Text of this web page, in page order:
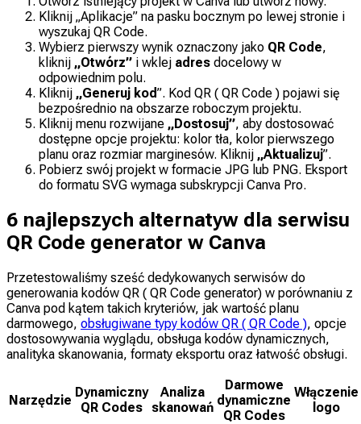
Kliknij „Aplikacje” na pasku bocznym po lewej stronie i
wyszukaj QR Code.
Wybierz pierwszy wynik oznaczony jako QR Code,
kliknij „Otwórz” i wklej adres docelowy w
odpowiednim polu.
Kliknij „Generuj kod”. Kod QR ( QR Code ) pojawi się
bezpośrednio na obszarze roboczym projektu.
Kliknij menu rozwijane „Dostosuj”, aby dostosować
dostępne opcje projektu: kolor tła, kolor pierwszego
planu oraz rozmiar marginesów. Kliknij „Aktualizuj”.
Pobierz swój projekt w formacie JPG lub PNG. Eksport
do formatu SVG wymaga subskrypcji Canva Pro.
6 najlepszych alternatyw dla serwisu
QR Code generator w Canva
Przetestowaliśmy sześć dedykowanych serwisów do
generowania kodów QR ( QR Code generator) w porównaniu z
Canva pod kątem takich kryteriów, jak wartość planu
darmowego, obsługiwane typy kodów QR ( QR Code ), opcje
dostosowywania wyglądu, obsługa kodów dynamicznych,
analityka skanowania, formaty eksportu oraz łatwość obsługi.
Narzędzie
Dynamiczny
QR Codes
Analiza
skanowań
Darmowe
dynamiczne
QR Codes
Włączenie
logo